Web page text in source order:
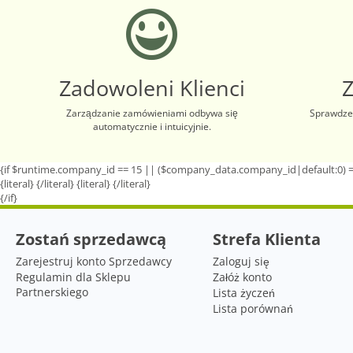
Zadowoleni Klienci
Zarządzanie zamówieniami odbywa się
automatycznie i intuicyjnie.
{if $runtime.company_id == 15 || ($company_data.company_id|default:0)
{literal}{/literal}{literal}{/literal}
{/if}
Zostań sprzedawcą
Zarejestruj konto Sprzedawcy
Regulamin dla Sklepu
Partnerskiego
Strefa Klienta
Zaloguj się
Załóż konto
Lista życzeń
Lista porównań